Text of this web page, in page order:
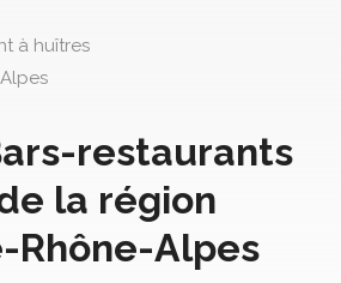
à huîtres
restaurants
la région
Rhône-Alpes